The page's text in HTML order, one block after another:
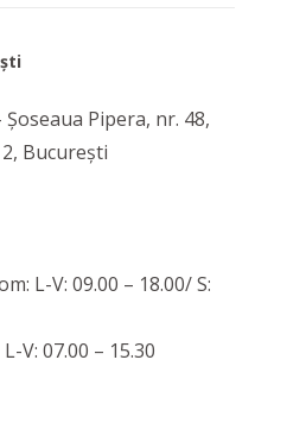
Pipera, nr. 48,
București
L-V: 09.00 – 18.00/ S:
V: 07.00 – 15.30